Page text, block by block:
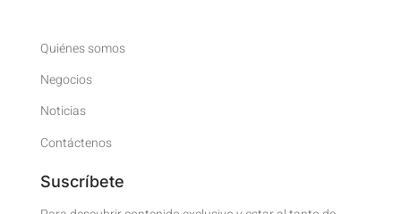
Quiénes somos
Negocios
Noticias
Contáctenos
Suscríbete